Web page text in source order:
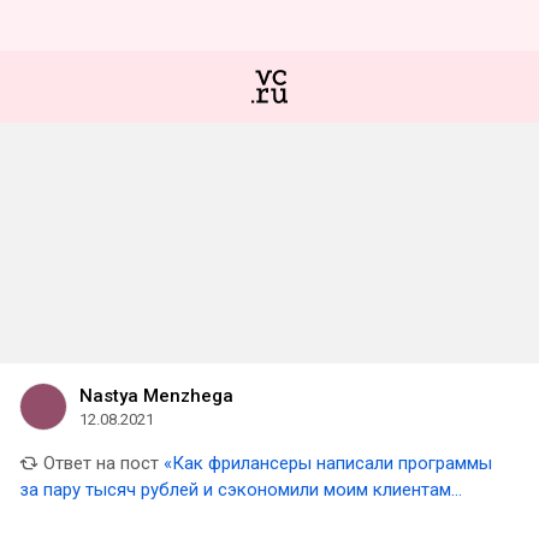
Nastya Menzhega
12.08.2021
Ответ на пост «Как фрилансеры написали программы
за пару тысяч рублей и сэкономили моим клиентам